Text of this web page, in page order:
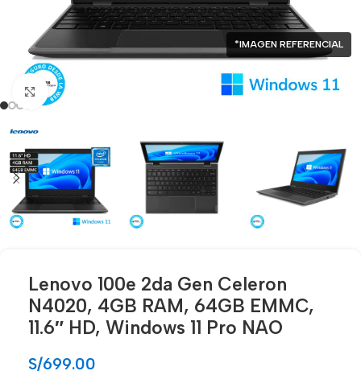
Click para agrandar
*IMAGEN REFERENCIAL
Lenovo 100e 2da Gen Celeron
N4020, 4GB RAM, 64GB EMMC,
11.6″ HD, Windows 11 Pro NAO
S/699.00